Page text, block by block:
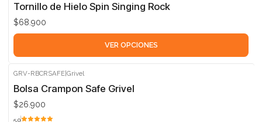
Tornillo de Hielo Spin Singing Rock
$68.900
VER OPCIONES
GRV-RBCRSAFE |Grivel
Bolsa Crampon Safe Grivel
$26.900
5.0